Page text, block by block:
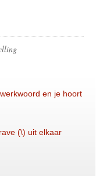
en je hoort
(\) uit elkaar